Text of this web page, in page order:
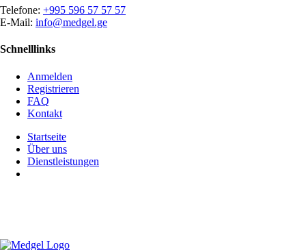
Telefone: +995 596 57 57 57
E-Mail: info@medgel.ge
Schnelllinks
Anmelden
Registrieren
FAQ
Kontakt
Startseite
Über uns
Dienstleistungen